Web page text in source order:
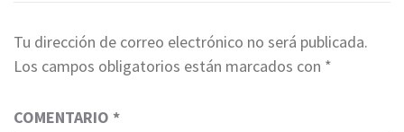
Tu dirección de correo electrónico no será publicada.
Los campos obligatorios están marcados con *
COMENTARIO *